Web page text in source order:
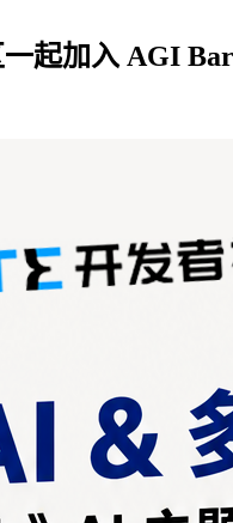
起加入 AGI